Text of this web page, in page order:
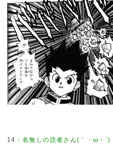
14 ：名無しの読者さん(｀・ω・´)